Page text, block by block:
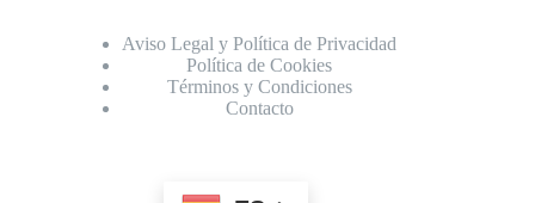
Aviso Legal y Política de Privacidad
Política de Cookies
Términos y Condiciones
Contacto